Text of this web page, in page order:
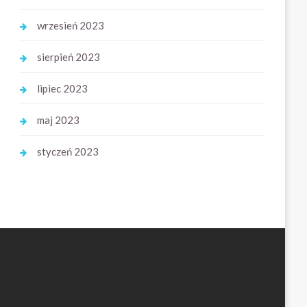
wrzesień 2023
sierpień 2023
lipiec 2023
maj 2023
styczeń 2023